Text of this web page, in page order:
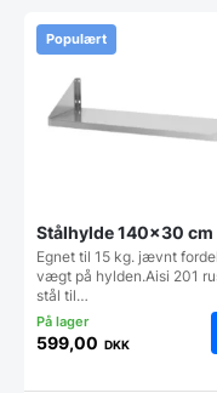
Populært
Stålhylde 140×30 cm
Egnet til 15 kg. jævnt
vægt på hylden.Aisi 201
stål til…
599,00 DKK